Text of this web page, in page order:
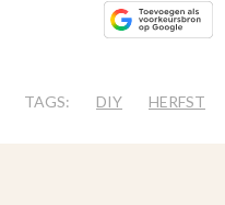
TAGS: DIY HERFST